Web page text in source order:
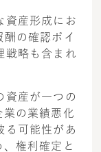
資産形成にお
の確認ポイ
戦略も含まれ
資産が一つの
業の業績悪化
る可能性があ
権利確定と